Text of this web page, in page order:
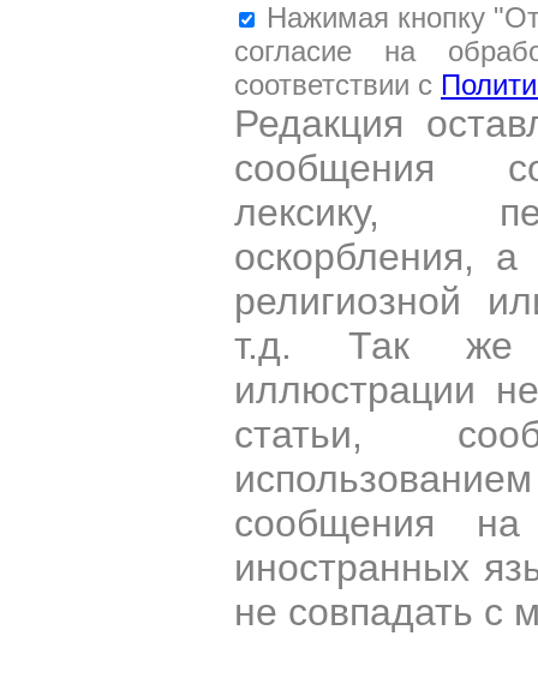
Нажимая кнопку
согласие на
соответствии с
Редакция
сообщения
лексику,
оскорбления,
религиозной
т.д. Так же
иллюстрации
статьи,
сообщения
иностранных
не совпадать с